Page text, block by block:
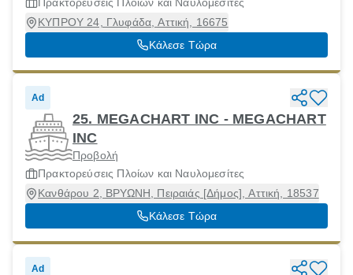
ΚΥΠΡΟΥ 24, Γλυφάδα, Αττική, 16675
Κάλεσε Τώρα
Ad
25. MEGACHART INC - MEGACHART
INC
Προβολή
Πρακτορεύσεις Πλοίων και Ναυλομεσίτες
Κανθάρου 2, ΒΡΥΩΝΗ, Πειραιάς [Δήμος], Αττική, 18537
Κάλεσε Τώρα
Ad